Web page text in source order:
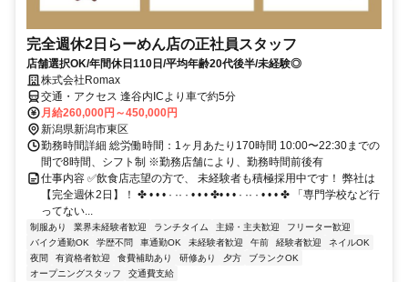
完全週休2日らーめん店の正社員スタッフ
店舗選択OK/年間休日110日/平均年齢20代後半/未経験◎
株式会社Romax
交通・アクセス 逢谷内ICより車で約5分
月給260,000円～450,000円
新潟県新潟市東区
勤務時間詳細 総労働時間：1ヶ月あたり170時間 10:00〜22:30までの
間で8時間、シフト制 ※勤務店舗により、勤務時間前後有
仕事内容 ✅飲⾷店志望の⽅で、 未経験者も積極採⽤中です！ 弊社は
【完全週休2日】！ ✤ • • • · ·· · • • • ✤• • • · ·· · • • • ✤ 「専⾨学校など⾏
ってない...
制服あり 業界未経験者歓迎 ランチタイム 主婦・主夫歓迎
フリーター歓迎
バイク通勤OK
学歴不問 車通勤OK 未経験者歓迎 午前 経験者歓迎
ネイルOK
夜間
有資格者歓迎 食費補助あり 研修あり 夕方
ブランクOK
オープニングスタッフ
交通費支給